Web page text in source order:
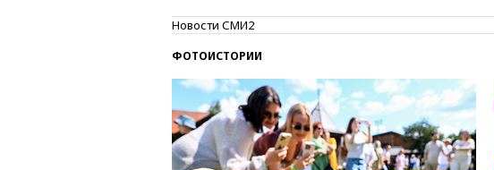
Новости СМИ2
ФОТОИСТОРИИ